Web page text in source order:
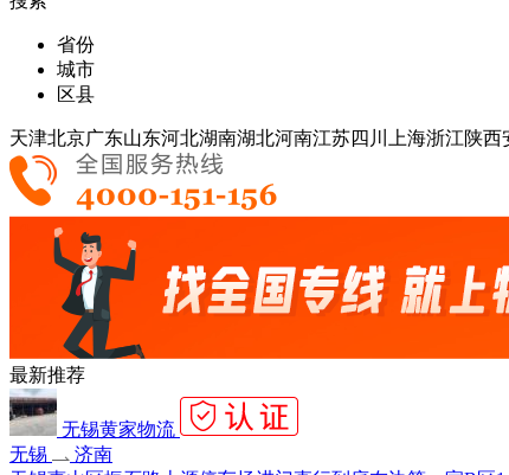
省份
城市
区县
天津北京广东山东河北湖南湖北河南江苏四川 上海浙江陕西
最新推荐
无锡黄家物流
无锡
济南